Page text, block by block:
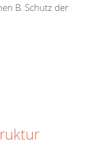
B. Schutz der